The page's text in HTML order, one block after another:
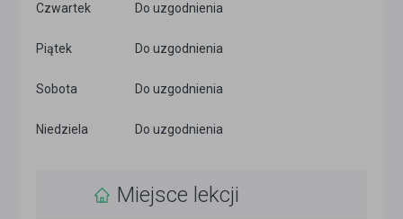
Czwartek Do uzgodnienia
Piątek Do uzgodnienia
Sobota Do uzgodnienia
Niedziela Do uzgodnienia
Miejsce lekcji